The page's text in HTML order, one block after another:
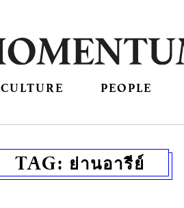
CULTURE PEOPLE
TAG: ย่านอารีย์